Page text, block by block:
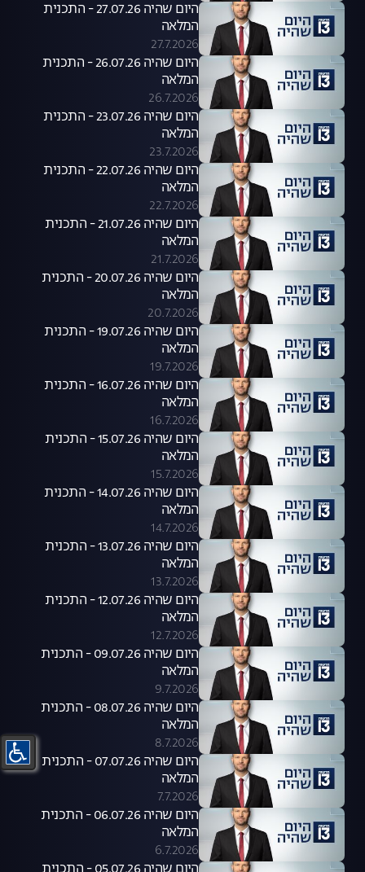
היום שהיה 27.07.26 - התכנית
המלאה
27.7.2026
היום שהיה 26.07.26 - התכנית
המלאה
26.7.2026
היום שהיה 23.07.26 - התכנית
המלאה
23.7.2026
היום שהיה 22.07.26 - התכנית
המלאה
22.7.2026
היום שהיה 21.07.26 - התכנית
המלאה
21.7.2026
היום שהיה 20.07.26 - התכנית
המלאה
20.7.2026
היום שהיה 19.07.26 - התכנית
המלאה
19.7.2026
היום שהיה 16.07.26 - התכנית
המלאה
16.7.2026
היום שהיה 15.07.26 - התכנית
המלאה
15.7.2026
היום שהיה 14.07.26 - התכנית
המלאה
14.7.2026
היום שהיה 13.07.26 - התכנית
המלאה
13.7.2026
היום שהיה 12.07.26 - התכנית
המלאה
12.7.2026
היום שהיה 09.07.26 - התכנית
המלאה
9.7.2026
היום שהיה 08.07.26 - התכנית
המלאה
8.7.2026
היום שהיה 07.07.26 - התכנית
המלאה
7.7.2026
היום שהיה 06.07.26 - התכנית
המלאה
6.7.2026